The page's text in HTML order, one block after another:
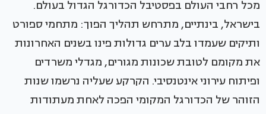
מכל רחבי העולם בפסטיבל הכדורגל הגדול בעולם.
בישראל, בינתיים, מתרחש תהליך הפוך: מתחמי ספורט
ותיקים שעמדו בלב ערים גדולות פינו בשנים האחרונות
את מקומם לטובת שכונות מגורים, מגדלי משרדים
ופיתוח עירוני אינטנסיבי. הקרקע שעליה נרשמו שנות
הזוהר של הכדורגל המקומי הפכה לאחת מעתודות